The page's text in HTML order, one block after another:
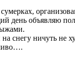
день объявляю
ничуть не